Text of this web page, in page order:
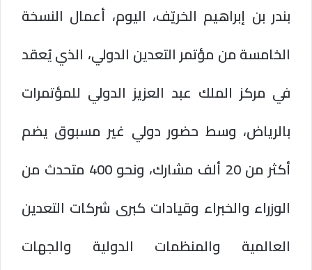
بندر بن إبراهيم الخريّف، اليوم، أعمال النسخة
الخامسة من مؤتمر التعدين الدولي، الذي يُعقد
في مركز الملك عبد العزيز الدولي للمؤتمرات
بالرياض، وسط حضور دولي غير مسبوق يضم
أكثر من 20 ألف مشارك، ونحو 400 متحدث من
الوزراء والخبراء وقيادات كبرى شركات التعدين
العالمية والمنظمات الدولية والجهات